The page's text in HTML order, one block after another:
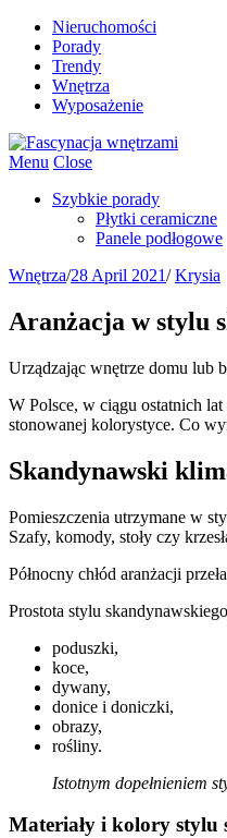
Nieruchomości
Porady
Trendy
Wnętrza
Wyposażenie
Menu Close
Szybkie porady
Płytki ceramiczne
Panele podłogowe
Wnętrza/28 April 2021/ Krysia
Aranżacja w stylu
Urządzając wnętrze domu lub
W Polsce, w ciągu ostatnich
stonowanej kolorystyce. Co
Skandynawski
Pomieszczenia utrzymane w
Szafy, komody, stoły czy
Północny chłód aranżacji
Prostota stylu
poduszki,
koce,
dywany,
donice i doniczki,
obrazy,
rośliny.
Istotnym dopełnieniem
Materiały i kolory stylu